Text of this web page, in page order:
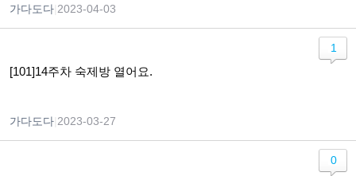
가다도다 2023-04-03
[101]14주차 숙제방 열어요.
가다도다 2023-03-27
1
0